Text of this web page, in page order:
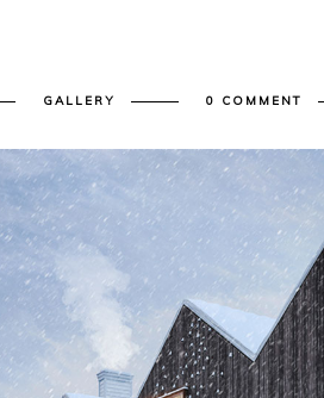
GALLERY 0 COMMENT